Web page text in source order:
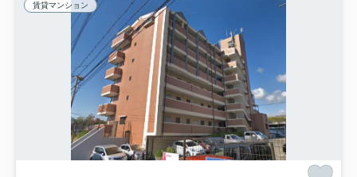
賃貸マンション